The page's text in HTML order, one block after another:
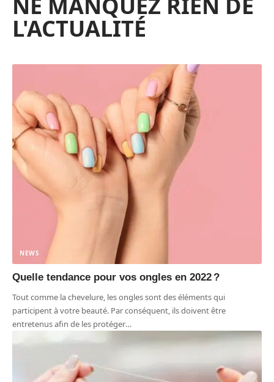
NE MANQUEZ RIEN DE
L'ACTUALITÉ
NEWS
Quelle tendance pour vos ongles en 2022 ?
Tout comme la chevelure, les ongles sont des éléments qui
participent à votre beauté. Par conséquent, ils doivent être
entretenus afin de les protéger…